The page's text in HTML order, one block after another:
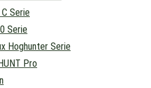
Serie
Serie
Hoghunter Serie
Pro